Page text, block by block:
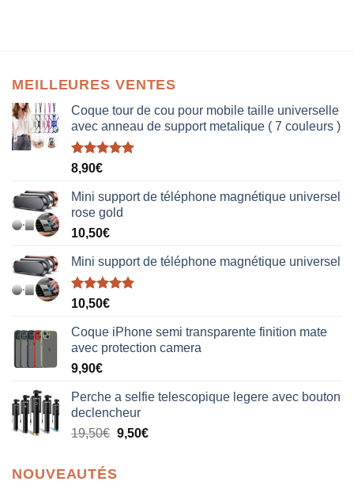
MEILLEURES VENTES
Coque tour de cou pour mobile taille universelle
avec anneau de support metalique ( 7 couleurs )
Note5.00
8,90€
Mini support de téléphone magnétique universel
rose gold
10,50€
Mini support de téléphone magnétique universel
Note5.00
10,50€
Coque iPhone semi transparente finition mate
avec protection camera
9,90€
Perche a selfie telescopique legere avec bouton
declencheur
19,50€ 9,50€
NOUVEAUTÉS